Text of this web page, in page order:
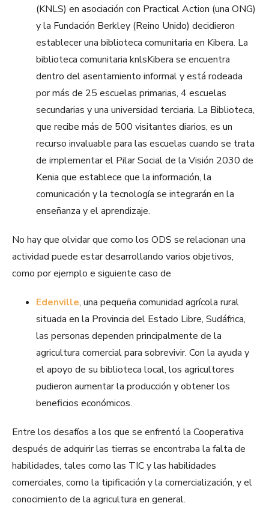
(KNLS) en asociación con Practical Action (una ONG)
y la Fundación Berkley (Reino Unido) decidieron
establecer una biblioteca comunitaria en Kibera. La
biblioteca comunitaria knlsKibera se encuentra
dentro del asentamiento informal y está rodeada
por más de 25 escuelas primarias, 4 escuelas
secundarias y una universidad terciaria. La Biblioteca,
que recibe más de 500 visitantes diarios, es un
recurso invaluable para las escuelas cuando se trata
de implementar el Pilar Social de la Visión 2030 de
Kenia que establece que la información, la
comunicación y la tecnología se integrarán en la
enseñanza y el aprendizaje.
No hay que olvidar que como los ODS se relacionan una
actividad puede estar desarrollando varios objetivos,
como por ejemplo e siguiente caso de
Edenville, una pequeña comunidad agrícola rural
situada en la Provincia del Estado Libre, Sudáfrica,
las personas dependen principalmente de la
agricultura comercial para sobrevivir. Con la ayuda y
el apoyo de su biblioteca local, los agricultores
pudieron aumentar la producción y obtener los
beneficios económicos.
Entre los desafíos a los que se enfrentó la Cooperativa
después de adquirir las tierras se encontraba la falta de
habilidades, tales como las TIC y las habilidades
comerciales, como la tipificación y la comercialización, y el
conocimiento de la agricultura en general.